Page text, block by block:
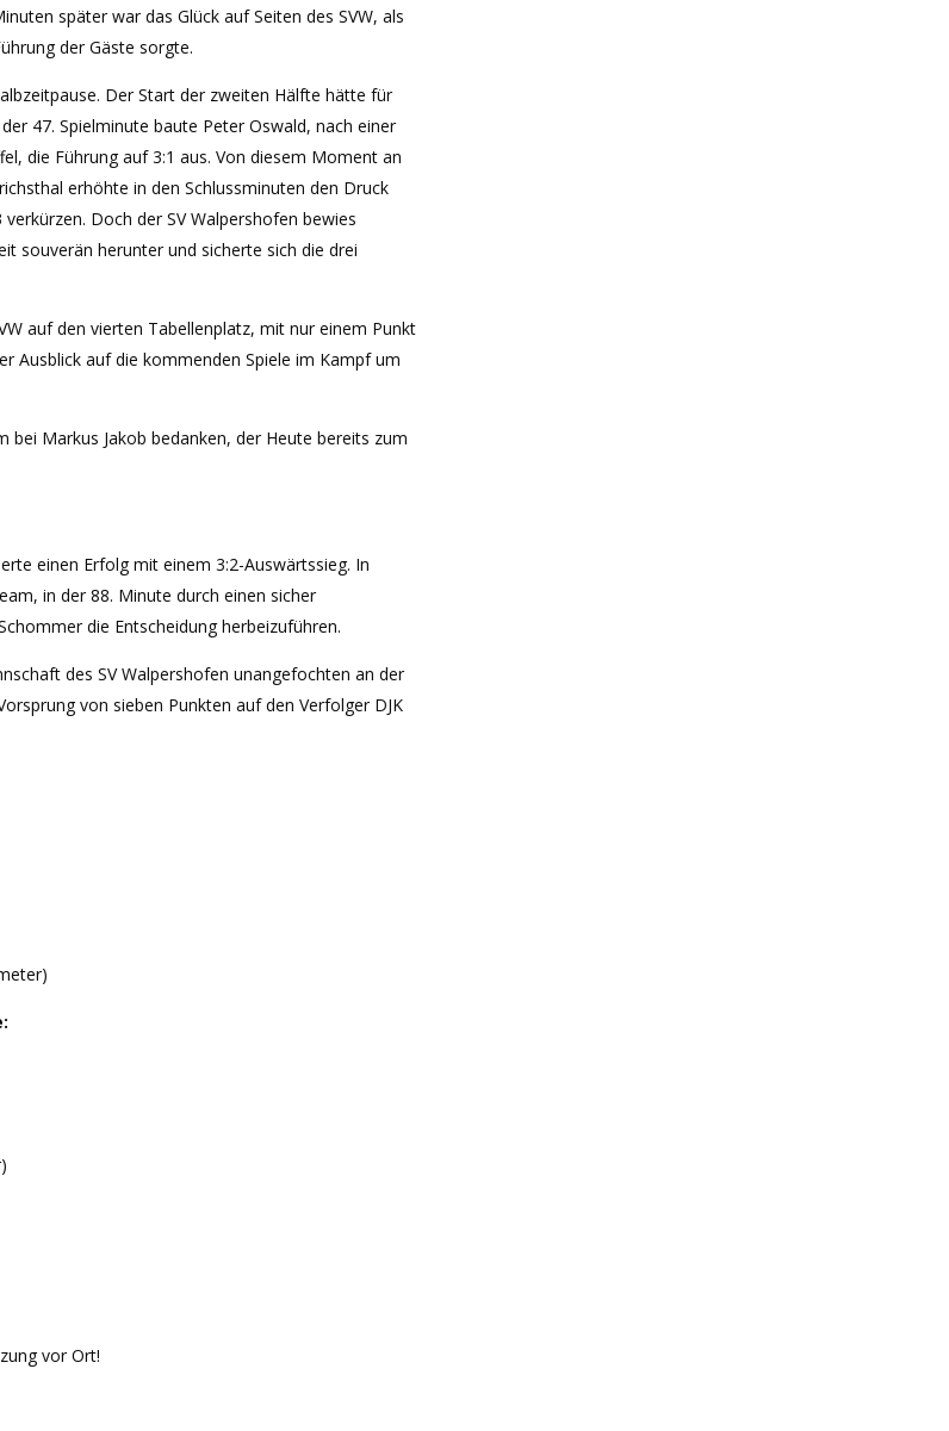
später war das Glück auf Seiten des SVW, als
der Gäste sorgte.
Der Start der zweiten Hälfte hätte für
47. Spielminute baute Peter Oswald, nach einer
die Führung auf 3:1 aus. Von diesem Moment an
erhöhte in den Schlussminuten den Druck
Doch der SV Walpershofen bewies
souverän herunter und sicherte sich die drei
auf den vierten Tabellenplatz, mit nur einem Punkt
Ausblick auf die kommenden Spiele im Kampf um
bei Markus Jakob bedanken, der Heute bereits zum
einen Erfolg mit einem 3:2-Auswärtssieg. In
in der 88. Minute durch einen sicher
die Entscheidung herbeizuführen.
des SV Walpershofen unangefochten an der
von sieben Punkten auf den Verfolger DJK
vor Ort!